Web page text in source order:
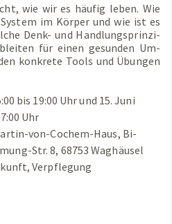
wie wir es häu­fig leben. Wie
im Kör­per und wie ist es
Denk- und Hand­lungs­prin­zi­
für einen ge­sun­den Um­
kon­kre­te Tools und Übun­gen
bis 19:00 Uhr und 15. Juni
Uhr
von-Co­chem-Haus, Bi­
Str. 8, 68753 Wag­häu­sel
Ver­pfle­gung